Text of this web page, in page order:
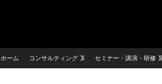
ホーム コンサルティング セミナー・講演・研修